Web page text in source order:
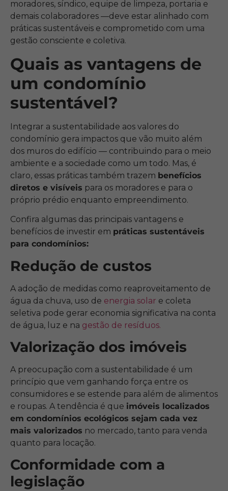
moradores, síndico, equipe de limpeza, portaria e
demais colaboradores —deve estar alinhado com
práticas sustentáveis e comprometido com uma
gestão consciente e coletiva.
Quais as vantagens de
um condomínio
sustentável?
Integrar a sustentabilidade aos valores do
condomínio gera impactos que vão muito além
dos muros do edifício — contribuindo para o meio
ambiente e a sociedade como um todo. Mas, é
claro, essas práticas também trazem benefícios
diretos e visíveis para os moradores e para o
próprio prédio enquanto empreendimento.
Confira algumas das principais vantagens e
benefícios de investir em práticas sustentáveis
para condomínios:
Redução de custos
A adoção de medidas como reaproveitamento de
água da chuva, uso de energia solar e coleta
seletiva pode gerar economia significativa na conta
de água, luz e na gestão de resíduos.
Valorização dos imóveis
A preocupação com a sustentabilidade é um
princípio que vem ganhando força entre os
consumidores e se estende para além de alimentos
e roupas. A tendência é que imóveis localizados
em condomínios ecológicos sejam cada vez
mais valorizados no mercado, tanto para venda
quanto para locação.
Conformidade com a
legislação